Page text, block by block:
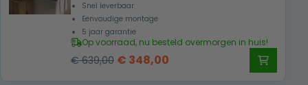
Snel leverbaar
Eenvoudige montage
5 jaar garantie
Op voorraad, nu besteld overmorgen in huis!
€639,00 Oorspronkelijke
€ 348,00